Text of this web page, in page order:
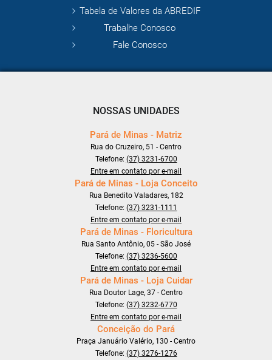
Tabela de Valores da ABREDIF
Trabalhe Conosco
Fale Conosco
NOSSAS UNIDADES
Pará de Minas - Matriz
Rua do Cruzeiro, 51 - Centro
Telefone: (37) 3231-6700
Entre em contato por e-mail
Pará de Minas - Loja Conceito
Rua Benedito Valadares, 182
Telefone: (37) 3231-1111
Entre em contato por e-mail
Pará de Minas - Floricultura
Rua Santo Antônio, 05 - São José
Telefone: (37) 3236-5600
Entre em contato por e-mail
Pará de Minas - Loja Cuidar
Rua Doutor Lage, 37 - Centro
Telefone: (37) 3232-6770
Entre em contato por e-mail
Conceição do Pará
Praça Januário Valério, 130 - Centro
Telefone: (37) 3276-1276